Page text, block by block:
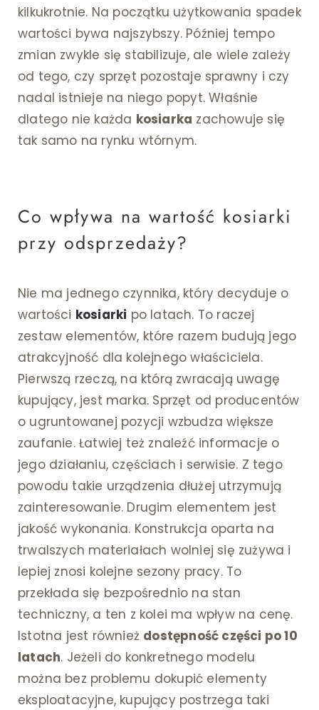
kilkukrotnie. Na początku użytkowania spadek
wartości bywa najszybszy. Później tempo
zmian zwykle się stabilizuje, ale wiele zależy
od tego, czy sprzęt pozostaje sprawny i czy
nadal istnieje na niego popyt. Właśnie
dlatego nie każda kosiarka zachowuje się
tak samo na rynku wtórnym.
Co wpływa na wartość kosiarki
przy odsprzedaży?
Nie ma jednego czynnika, który decyduje o
wartości kosiarki po latach. To raczej
zestaw elementów, które razem budują jego
atrakcyjność dla kolejnego właściciela.
Pierwszą rzeczą, na którą zwracają uwagę
kupujący, jest marka. Sprzęt od producentów
o ugruntowanej pozycji wzbudza większe
zaufanie. Łatwiej też znaleźć informacje o
jego działaniu, częściach i serwisie. Z tego
powodu takie urządzenia dłużej utrzymują
zainteresowanie. Drugim elementem jest
jakość wykonania. Konstrukcja oparta na
trwalszych materiałach wolniej się zużywa i
lepiej znosi kolejne sezony pracy. To
przekłada się bezpośrednio na stan
techniczny, a ten z kolei ma wpływ na cenę.
Istotna jest również dostępność części po 10
latach. Jeżeli do konkretnego modelu
można bez problemu dokupić elementy
eksploatacyjne, kupujący postrzega taki